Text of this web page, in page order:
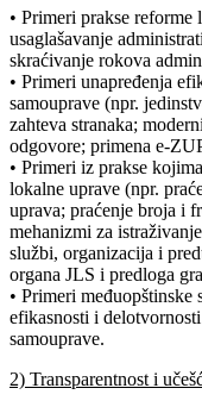
• Primeri prakse
usaglašavanje
skraćivanje rokova
• Primeri unapređenja
samouprave (npr.
zahteva stranaka;
odgovore; primena e-
• Primeri iz prakse
lokalne uprave (npr.
uprava; praćenje broja i
mehanizmi za
službi, organizacija i
organa JLS i predloga
• Primeri međuopštinske
efikasnosti i
samouprave.
2) Transparentnost i